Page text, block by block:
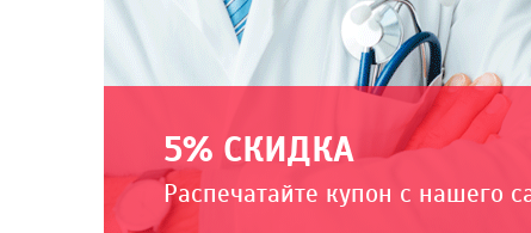
5% СКИДКА
Распечатайте купон с нашего